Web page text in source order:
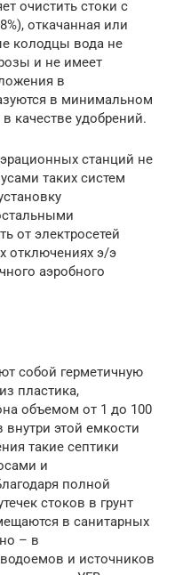
очистить стоки с
откачанная или
колодцы вода не
и не имеет
в
в минимальном
качестве удобрений.
станций не
таких систем
от электросетей
отключениях э/э
аэробного
собой герметичную
пластика,
объемом от 1 до 100
этой емкости
такие септики
и
полной
стоков в грунт
в санитарных
– в
и источников